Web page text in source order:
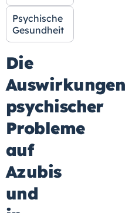
Psychische
Gesundheit
Die
Auswirkungen
psychischer
Probleme
auf
Azubis
und